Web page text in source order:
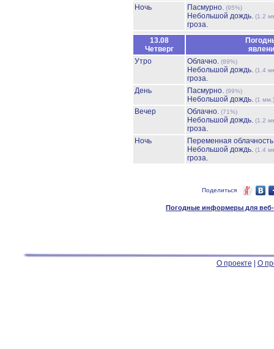
Ночь
Пасмурно. (95%)
Небольшой дождь. (1.2
гроза.
13.08
Четверг
Утро
Облачно. (89%)
Небольшой дождь. (1.4
гроза.
День
Пасмурно. (99%)
Небольшой дождь. (1 мм.)
Вечер Облачно. (71%)
Небольшой дождь. (1.2
гроза.
Ночь
Переменная
Небольшой дождь. (1.4
гроза.
Поделиться
Погодные информеры для веб-
О проекте О